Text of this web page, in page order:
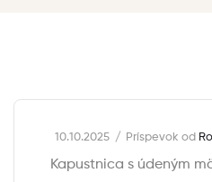
10.10.2025 Príspevok od
Kapustnica s údeným